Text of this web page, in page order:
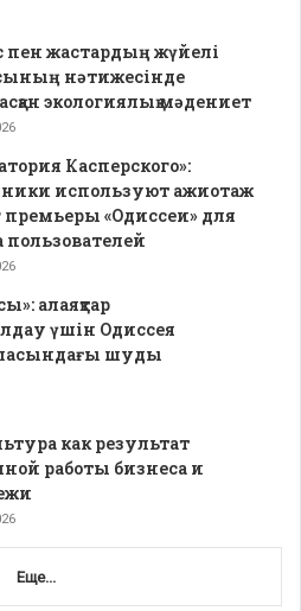
пен жастардың жүйелі
нәтижесінде
экологиялық мәдениет
Касперского»:
используют ажиотаж
премьеры «Одиссеи» для
пользователей
алаяқтар
үшін Одиссея
шуды
как результат
работы бизнеса и
Еще...